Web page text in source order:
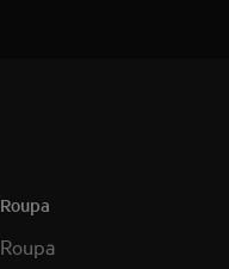
Roupa
Roupa